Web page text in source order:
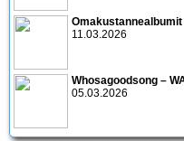
11.03.2026
Whosagoodsong –
05.03.2026